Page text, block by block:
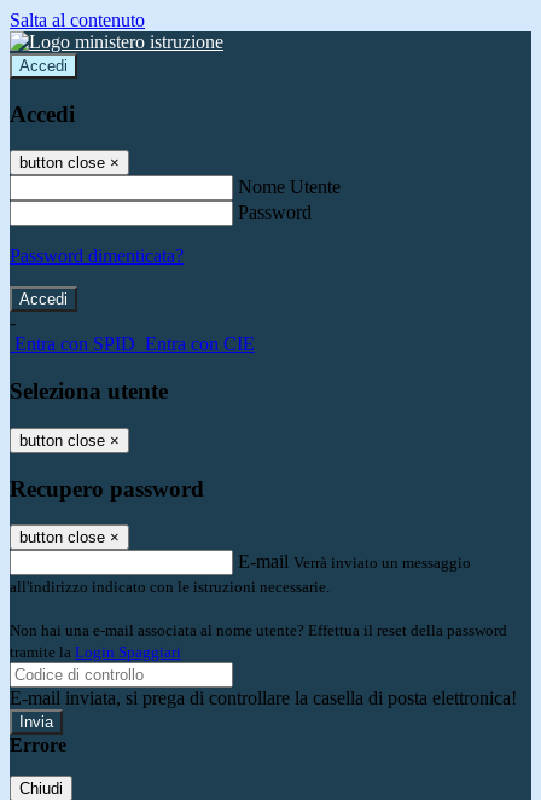
Salta al contenuto
Accedi
Accedi
button close ×
Nome Utente
Password
Password dimenticata?
-
Entra con SPID Entra con CIE
Seleziona utente
button close ×
Recupero password
button close ×
E-mail Verrà inviato un messaggio
all'indirizzo indicato con le istruzioni necessarie.
Non hai una e-mail associata al nome utente? Effettua il reset della password
tramite la Login Spaggiari
E-mail inviata, si prega di controllare la casella di posta elettronica!
Errore
Chiudi